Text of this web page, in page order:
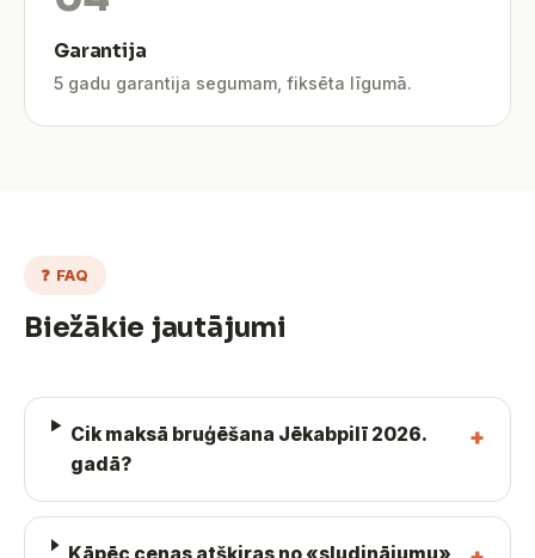
Garantija
5 gadu garantija segumam, fiksēta līgumā.
❓ FAQ
Biežākie jautājumi
Cik maksā bruģēšana Jēkabpilī 2026.
gadā?